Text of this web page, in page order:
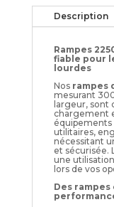
Description
Rampes
fiable pour
lourdes
Nos rampes
mesurant
largeur, sont
chargement
équipements
utilitaires,
nécessitant
et sécurisée.
une
lors de vos
Des